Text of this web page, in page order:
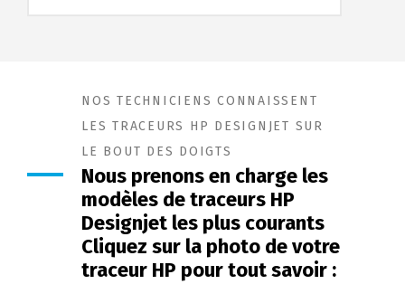
NOS TECHNICIENS CONNAISSENT
LES TRACEURS HP DESIGNJET SUR
LE BOUT DES DOIGTS
Nous prenons en charge les
modèles de traceurs HP
Designjet les plus courants
Cliquez sur la photo de votre
traceur HP pour tout savoir :